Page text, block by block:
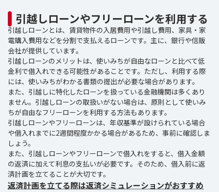
引越しローンやフリーローンを利用する
引越しローンとは、賃貸物件の入居費用や引越し費用、家具・家
電購入費用などを分割で支払えるローンです。主に、銀行や信販
会社が提供しています。
引越しローンのメリットは、使いみちが自由なローンと比べて低
金利で借入れできる可能性があることです。ただし、利用する際
には、使いみちがわかる書類の提出が必要な場合があります。
また、引越しに特化したローンを扱っている金融機関は多くあり
ません。引越しローンの取扱いがない場合は、原則として使いみ
ちが自由なフリーローンを利用する方法もあります。
引越しローンやフリーローンは、年収基準が設けられている場合
や借入れまでに2週間程度かかる場合があるため、事前に確認しま
しょう。
また、引越しローンやフリーローンで借入れをすると、借入金額
の返済に加えて利息の支払いが必要です。そのため、借入前に返
済計画を立てることが大切です。
返済計画を立てる際は返済シミュレーションがおすすめ